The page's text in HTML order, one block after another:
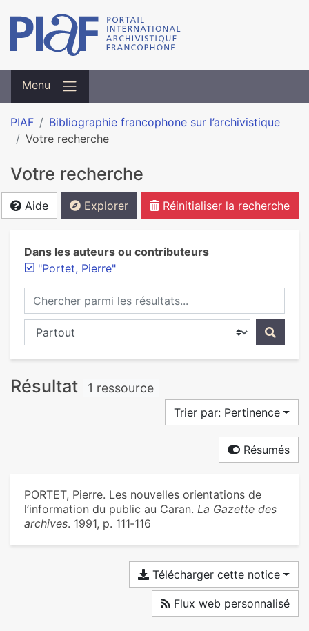
Menu
PIAF
Bibliographie francophone sur l’archivistique
Votre recherche
Votre recherche
Aide Explorer Réinitialiser la recherche
Dans les auteurs ou contributeurs
"Portet, Pierre"
Chercher parmi les résultats...
Chercher dans...
Résultat 1 ressource
Trier par: Pertinence
Résumés
PORTET, Pierre. Les nouvelles orientations de
l’information du public au Caran. La Gazette des
archives. 1991, p. 111‑116
Télécharger cette notice
Flux web personnalisé